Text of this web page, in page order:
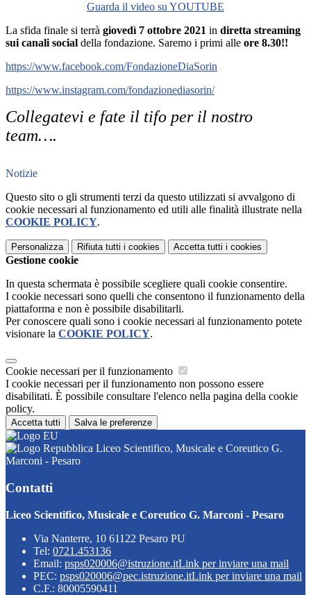
Guarda il video su YOUTUBE
La sfida finale si terrà giovedì 7 ottobre 2021 in diretta streaming
sui canali social della fondazione. Saremo i primi alle ore 8.30!!
https://www.facebook.com/FondazioneDiaSorin
https://www.instagram.com/fondazionediasorin/
Collegatevi e fate il tifo per il nostro
team….
Notizie
Questo sito o gli strumenti terzi da questo utilizzati si avvalgono di
cookie necessari al funzionamento ed utili alle finalità illustrate nella
COOKIE POLICY.
Personalizza Rifiuta tutti i cookies Accetta tutti i cookies
Gestione cookie
In questa schermata è possibile scegliere quali cookie consentire.
I cookie necessari sono quelli che consentono il funzionamento della
piattaforma e non è possibile disabilitarli.
Per conoscere quali sono i cookie necessari al funzionamento potete
visionare la COOKIE POLICY.
Cookie necessari per il funzionamento
I cookie necessari per il funzionamento non possono essere
disabilitati. È possibile consultare l'elenco nella pagina della cookie
policy.
Accetta tutti Salva le preferenze
Liceo Scientifico, Musicale e Coreutico G.
Marconi - Pesaro
Contatti
Liceo Scientifico, Musicale e Coreutico G. Marconi - Pesaro
Via Nanterre, 10 61122 Pesaro PU
Tel: 0721.453136
Email: psps020006@istruzione.itLink per inviare una mail
PEC: psps020006@pec.istruzione.itLink per inviare una mail
C.F.: 80005590411